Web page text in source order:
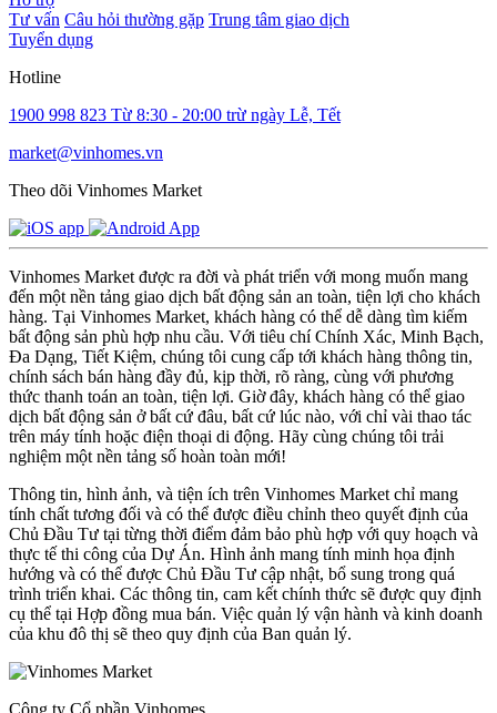
Tư vấn Câu hỏi thường gặp Trung tâm giao dịch
Tuyển dụng
Hotline
1900 998 823 Từ 8:30 - 20:00 trừ ngày Lễ, Tết
market@vinhomes.vn
Theo dõi Vinhomes Market
Vinhomes Market được ra đời và phát triển với mong muốn mang
đến một nền tảng giao dịch bất động sản an toàn, tiện lợi cho khách
hàng. Tại Vinhomes Market, khách hàng có thể dễ dàng tìm kiếm
bất động sản phù hợp nhu cầu. Với tiêu chí Chính Xác, Minh Bạch,
Đa Dạng, Tiết Kiệm, chúng tôi cung cấp tới khách hàng thông tin,
chính sách bán hàng đầy đủ, kịp thời, rõ ràng, cùng với phương
thức thanh toán an toàn, tiện lợi. Giờ đây, khách hàng có thể giao
dịch bất động sản ở bất cứ đâu, bất cứ lúc nào, với chỉ vài thao tác
trên máy tính hoặc điện thoại di động. Hãy cùng chúng tôi trải
nghiệm một nền tảng số hoàn toàn mới!
Thông tin, hình ảnh, và tiện ích trên Vinhomes Market chỉ mang
tính chất tương đối và có thể được điều chỉnh theo quyết định của
Chủ Đầu Tư tại từng thời điểm đảm bảo phù hợp với quy hoạch và
thực tế thi công của Dự Án. Hình ảnh mang tính minh họa định
hướng và có thể được Chủ Đầu Tư cập nhật, bổ sung trong quá
trình triển khai. Các thông tin, cam kết chính thức sẽ được quy định
cụ thể tại Hợp đồng mua bán. Việc quản lý vận hành và kinh doanh
của khu đô thị sẽ theo quy định của Ban quản lý.
Công ty Cổ phần Vinhomes